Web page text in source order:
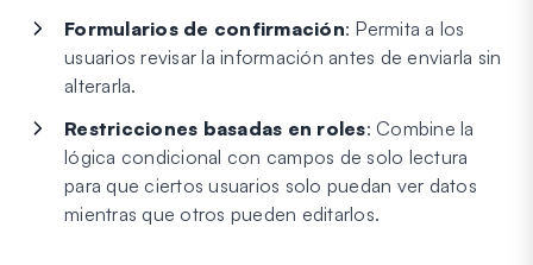
Formularios de confirmación: Permita a los
usuarios revisar la información antes de enviarla sin
alterarla.
Restricciones basadas en roles: Combine la
lógica condicional con campos de solo lectura
para que ciertos usuarios solo puedan ver datos
mientras que otros pueden editarlos.